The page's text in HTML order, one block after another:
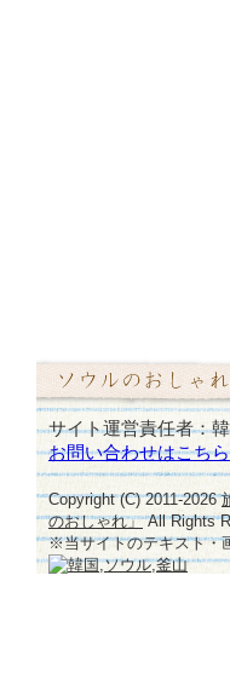
サイト運営責任者：
お問い合わせはこちら
Copyright (C) 2011-2026
のおしゃれ」All Rights
※当サイトのテキスト・